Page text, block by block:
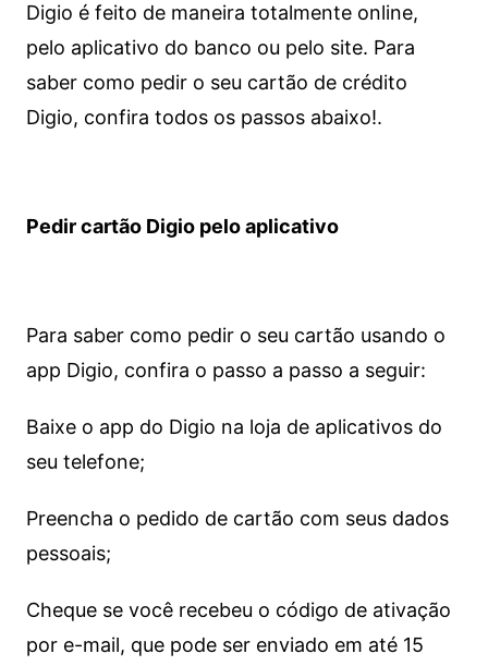
Digio é feito de maneira totalmente online,
pelo aplicativo do banco ou pelo site. Para
saber como pedir o seu cartão de crédito
Digio, confira todos os passos abaixo!.
Pedir cartão Digio pelo aplicativo
Para saber como pedir o seu cartão usando o
app Digio, confira o passo a passo a seguir:
Baixe o app do Digio na loja de aplicativos do
seu telefone;
Preencha o pedido de cartão com seus dados
pessoais;
Cheque se você recebeu o código de ativação
por e-mail, que pode ser enviado em até 15